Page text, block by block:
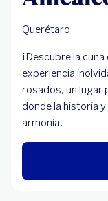
Querétaro
¡Descubre la
experiencia
rosados, un lugar
donde la historia
armonía.